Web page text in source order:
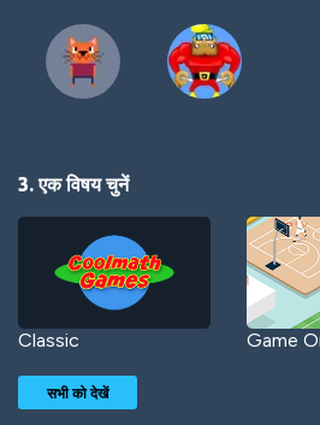
3. एक विषय चुनें
Classic Game
सभी को देखें